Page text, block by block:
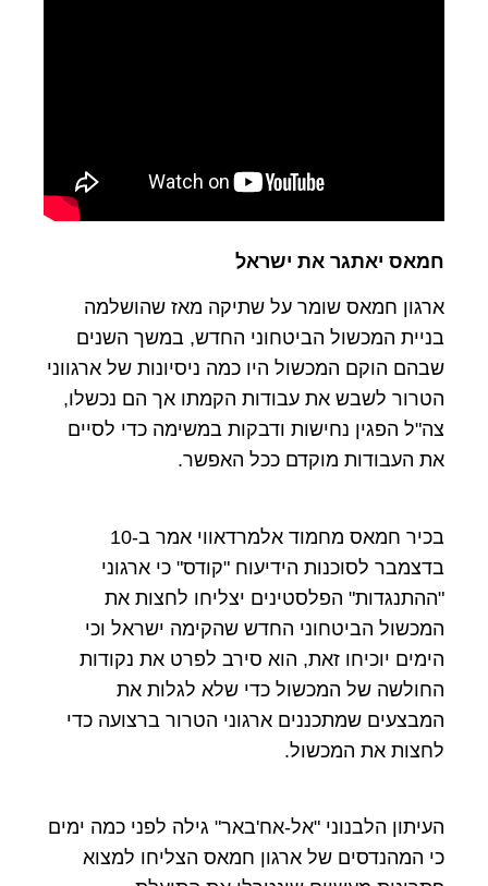
חמאס יאתגר את ישראל
ארגון חמאס שומר על שתיקה מאז שהושלמה
בניית המכשול הביטחוני החדש, במשך השנים
שבהם הוקם המכשול היו כמה ניסיונות של ארגווני
הטרור לשבש את עבודות הקמתו אך הם נכשלו,
צה"ל הפגין נחישות ודבקות במשימה כדי לסיים
את העבודות מוקדם ככל האפשר.
בכיר חמאס מחמוד אלמרדאווי אמר ב-10
בדצמבר לסוכנות הידיעוח "קודס" כי ארגוני
"ההתנגדות" הפלסטינים יצליחו לחצות את
המכשול הביטחוני החדש שהקימה ישראל וכי
הימים יוכיחו זאת, הוא סירב לפרט את נקודות
החולשה של המכשול כדי שלא לגלות את
המבצעים שמתכננים ארגוני הטרור ברצועה כדי
לחצות את המכשול.
העיתון הלבנוני "אל-אח'באר" גילה לפני כמה ימים
כי המהנדסים של ארגון חמאס הצליחו למצוא